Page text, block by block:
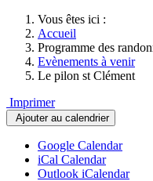
Vous êtes ici :
Accueil
Programme des
Evènements à venir
Le pilon st Clément
Imprimer
Ajouter au calendrier
Google Calendar
iCal Calendar
Outlook iCalendar